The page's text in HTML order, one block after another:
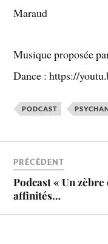
Maraud
Musique proposée
Dance : https://
PODCAST
PRÉCÉDENT
Podcast « Un
affinités…